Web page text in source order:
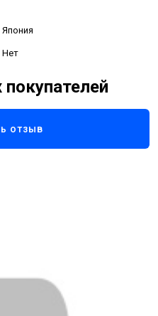
Япония
Нет
отзыв